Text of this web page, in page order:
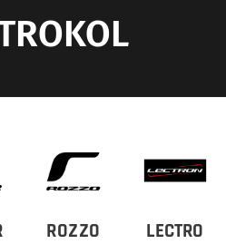
ROZZO
LECTRO